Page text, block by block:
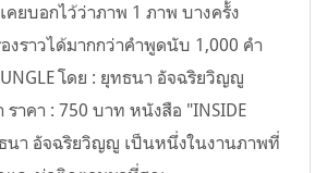
คยบอกไว้ว่าภาพ 1 ภาพ บางครั้ง
องราวได้มากกว่าคำพูดนับ 1,000 คำ
โดย : ยุทธนา อัจฉริยวิญญู
าคา : 750 บาท หนังสือ "INSIDE
ธนา อัจฉริยวิญญู เป็นหนึ่งในงานภาพที่